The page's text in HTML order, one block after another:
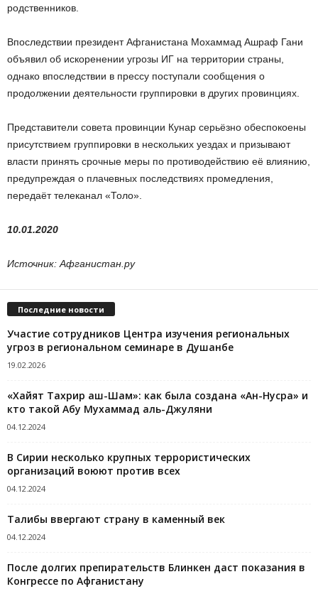
родственников.
Впоследствии президент Афганистана Мохаммад Ашраф Гани
объявил об искоренении угрозы ИГ на территории страны,
однако впоследствии в прессу поступали сообщения о
продолжении деятельности группировки в других провинциях.
Представители совета провинции Кунар серьёзно обеспокоены
присутствием группировки в нескольких уездах и призывают
власти принять срочные меры по противодействию её влиянию,
предупреждая о плачевных последствиях промедления,
передаёт телеканал «Толо».
10.01.2020
Источник: Афганистан.ру
Последние новости
Участие сотрудников Центра изучения региональных
угроз в региональном семинаре в Душанбе
19.02.2026
«Хайят Тахрир аш-Шам»: как была создана «Ан-Нусра» и
кто такой Абу Мухаммад аль-Джуляни
04.12.2024
В Сирии несколько крупных террористических
организаций воюют против всех
04.12.2024
Талибы ввергают страну в каменный век
04.12.2024
После долгих препирательств Блинкен даст показания в
Конгрессе по Афганистану